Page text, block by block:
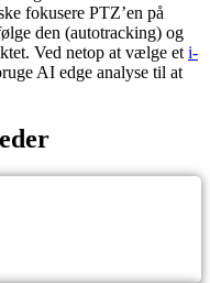
fokusere PTZ’en på
den (autotracking) og
Ved netop at vælge et i-
AI edge analyse til at